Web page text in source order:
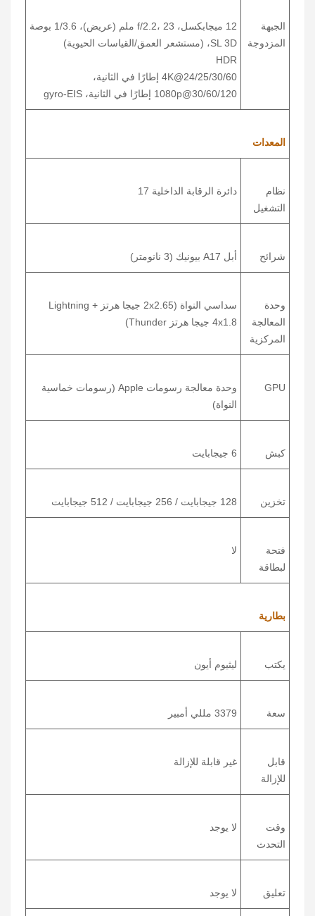
الجبهة
المزدوجة
12 ميجابكسل، f/2.2، 23 ملم (عريض)، 1/3.6 بوصة
SL 3D، (مستشعر العمق/القياسات الحيوية)
HDR
4K@24/25/30/60 إطارًا في الثانية،
1080p@30/60/120 إطارًا في الثانية، gyro-EIS
المعدات
نظام
التشغيل
دائرة الرقابة الداخلية 17
شرائح أبل A17 بيونيك (3 نانومتر)
وحدة
المعالجة
المركزية
سداسي النواة (2x2.65 جيجا هرتز Lightning +
4x1.8 جيجا هرتز Thunder)
GPU
وحدة معالجة رسومات Apple (رسومات خماسية
النواة)
كبش 6 جيجابايت
تخزين 128 جيجابايت / 256 جيجابايت / 512 جيجابايت
فتحة
لبطاقة
لا
بطارية
يكتب ليثيوم أيون
سعة 3379 مللي أمبير
قابل
للإزالة
غير قابلة للإزالة
وقت
التحدث
لا يوجد
تعليق لا يوجد